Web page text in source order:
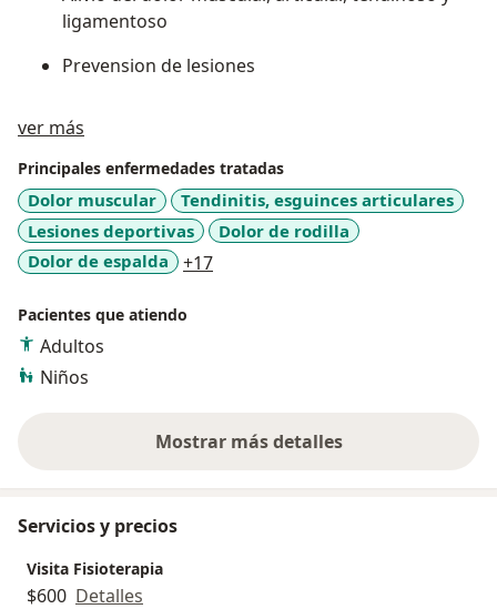
ligamentoso
Prevension de lesiones
ver más
Principales enfermedades tratadas
Dolor muscular
Tendinitis, esguinces articulares
Lesiones deportivas
Dolor de rodilla
Dolor de espalda
+17a11y_sr_more_diseases
Pacientes que atiendo
Adultos
Niños
Mostrar más detalles
sobre la experiencia
Servicios y precios
Visita Fisioterapia
$600 Detalles